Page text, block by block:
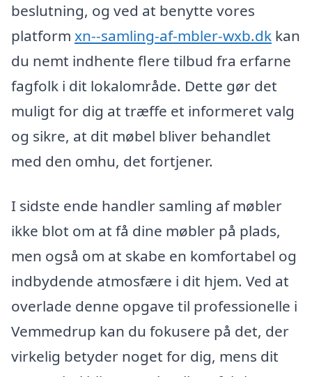
beslutning, og ved at benytte vores
platform xn--samling-af-mbler-wxb.dk kan
du nemt indhente flere tilbud fra erfarne
fagfolk i dit lokalområde. Dette gør det
muligt for dig at træffe et informeret valg
og sikre, at dit møbel bliver behandlet
med den omhu, det fortjener.
I sidste ende handler samling af møbler
ikke blot om at få dine møbler på plads,
men også om at skabe en komfortabel og
indbydende atmosfære i dit hjem. Ved at
overlade denne opgave til professionelle i
Vemmedrup kan du fokusere på det, der
virkelig betyder noget for dig, mens dit